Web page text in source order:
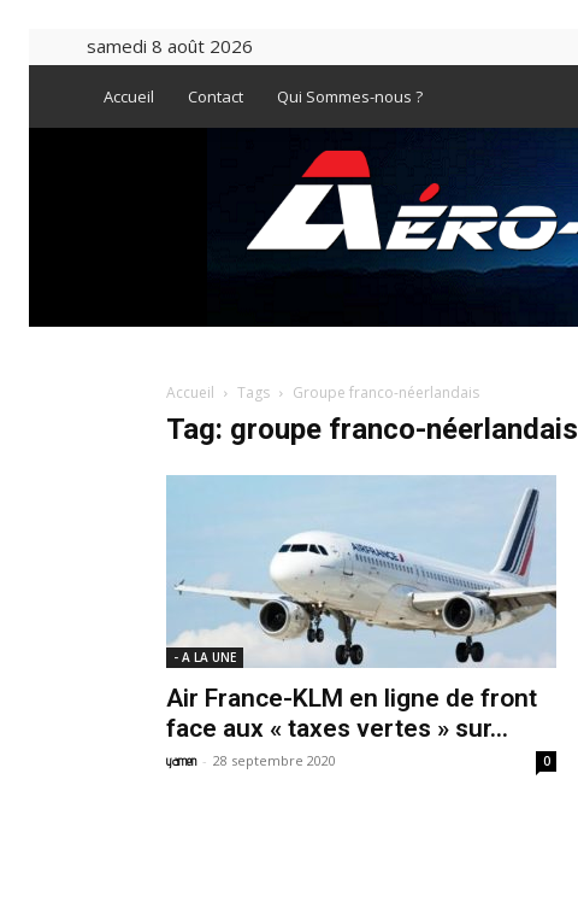
samedi 8 août 2026
Accueil Contact Qui Sommes-nous ?
Accueil Tags Groupe franco-néerlandais
Tag: groupe franco-néerlandais
- A LA UNE
Air France-KLM en ligne de front
face aux « taxes vertes » sur...
yamen - 28 septembre 2020 0